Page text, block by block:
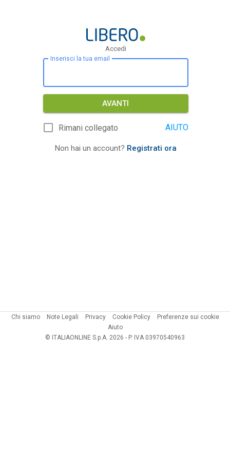
Accedi
Inserisci la tua email
AVANTI
Rimani collegato AIUTO
Non hai un account? Registrati ora
Chi siamo Note Legali Privacy Cookie Policy
Preferenze sui cookie
Aiuto
© ITALIAONLINE S.p.A. 2026 - P. IVA 03970540963